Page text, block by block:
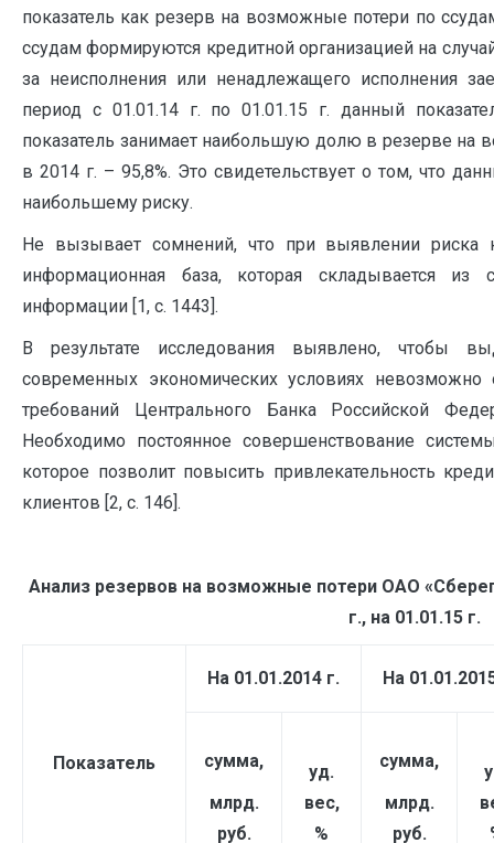
показатель как резерв на возможные потери по
ссудам формируются кредитной организацией на
за неисполнения или ненадлежащего исполнения
период с 01.01.14 г. по 01.01.15 г. данный
показатель занимает наибольшую долю в резерве на
в 2014 г. – 95,8%. Это свидетельствует о том, что
наибольшему риску.
Не вызывает сомнений, что при выявлении риска
информационная база, которая складывается из
информации [1, с. 1443].
В результате исследования выявлено, чтобы
современных экономических условиях
требований Центрального Банка Российской
Необходимо постоянное совершенствование
которое позволит повысить привлекательность
клиентов [2, с. 146].
Анализ резервов на возможные потери ОАО
г., на 01.01.15 г.
Показатель
На 01.01.2014 г. На
сумма,
млрд.
руб.
уд.
вес,
%
сумма,
млрд.
руб.